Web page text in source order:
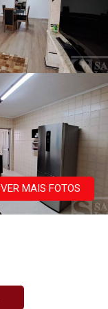
VER MAIS FOTOS